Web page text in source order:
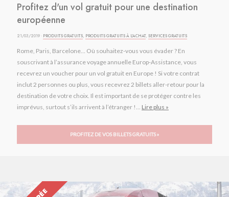
Profitez d'un vol gratuit pour une destination
européenne
21/03/2019 · PRODUITS GRATUITS, PRODUITS GRATUITS À L'ACHAT, SERVICES GRATUITS
Rome, Paris, Barcelone… Où souhaitez-vous vous évader ? En
souscrivant à l’assurance voyage annuelle Europ-Assistance, vous
recevrez un voucher pour un vol gratuit en Europe ! Si votre contrat
inclut 2 personnes ou plus, vous recevrez 2 billets aller-retour pour la
destination de votre choix. Il est important de se protéger contre les
imprévus, surtout s’ils arrivent à l’étranger !... Lire plus »
PROFITEZ DE VOS BILLETS GRATUITS »